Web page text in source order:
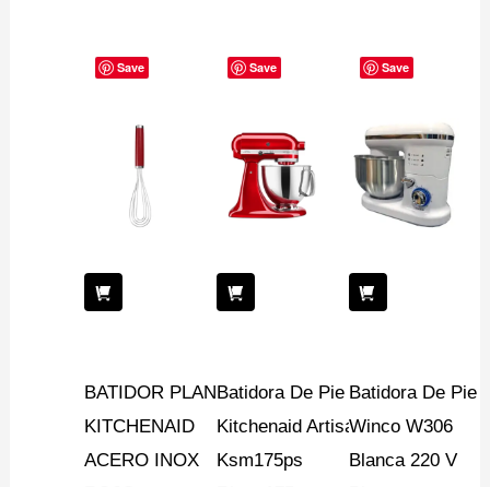
Save
BATIDOR PLANO
KITCHENAID
ACERO INOX
Save
Batidora De Pie
Kitchenaid Artisan
Ksm175ps
Save
Batidora De Pie
Winco W306
Blanca 220 V